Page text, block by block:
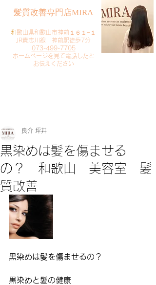
​髪質改善専門店MIRA
​和歌山県和歌山市神前１６１−１
JR貴志川線 神前駅徒歩7分
073-499-7705
​ホームページを見て電話したと
お伝えください
黒染めは髪を傷ませる
の？ 和歌山 美容室 髪
質改善
良介 坪井
黒染めは髪を傷ませるの？
黒染めと髪の健康